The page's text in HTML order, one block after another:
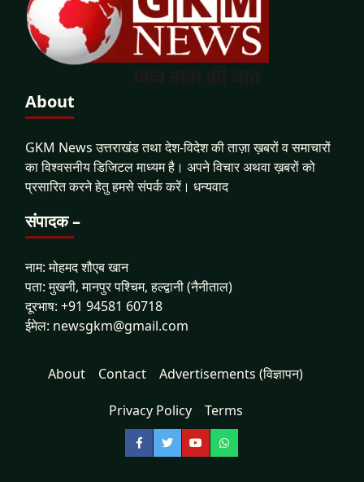
About
GKM News उत्तराखंड तथा देश-विदेश की ताज़ा ख़बरों व समाचारों
का विश्वसनीय डिजिटल माध्यम है। अपने विचार अथवा ख़बरों को
प्रसारित करने हेतु हमसे संपर्क करें। धन्यवाद
संपादक –
नाम: मोहमद शौएब खान
पता: मुखनी, मानपुर पश्चिम, हल्द्वानी (नैनीताल)
दूरभाष: +91 94581 60718
ईमेल: newsgkm@gmail.com
About Contact Advertisements (विज्ञापन)
Privacy Policy Terms
Facebook
TwitterYouTubeWhatsApp